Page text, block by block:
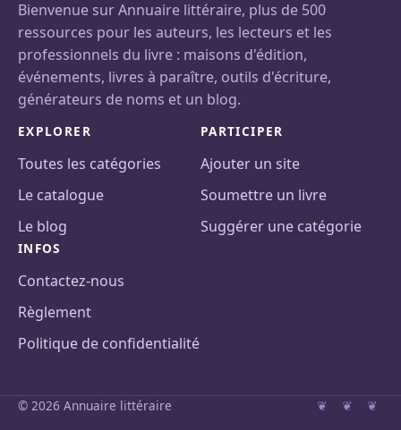
Bienvenue sur Annuaire littéraire, plus de 500
ressources pour les auteurs, les lecteurs et les
professionnels du livre : maisons d'édition,
événements, livres à paraître, outils d'écriture,
générateurs de noms et un blog.
EXPLORER
Toutes les catégories
Le catalogue
Le blog
PARTICIPER
Ajouter un site
Soumettre un livre
Suggérer une catégorie
INFOS
Contactez-nous
Règlement
Politique de confidentialité
© 2026 Annuaire littéraire ❦ ❦ ❦